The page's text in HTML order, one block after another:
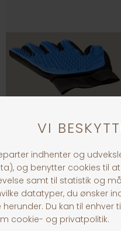
Grooming Glove
DKK 59,00